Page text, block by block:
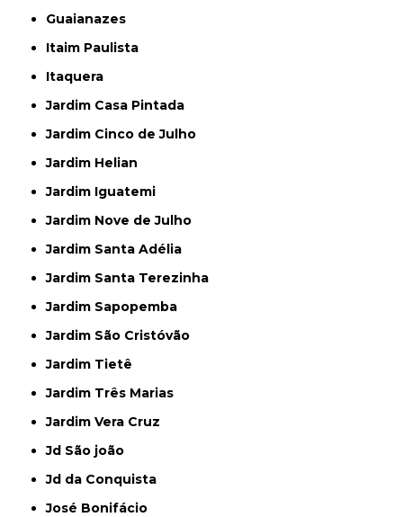
Guaianazes
Itaim Paulista
Itaquera
Jardim Casa Pintada
Jardim Cinco de Julho
Jardim Helian
Jardim Iguatemi
Jardim Nove de Julho
Jardim Santa Adélia
Jardim Santa Terezinha
Jardim Sapopemba
Jardim São Cristóvão
Jardim Tietê
Jardim Três Marias
Jardim Vera Cruz
Jd São joão
Jd da Conquista
José Bonifácio